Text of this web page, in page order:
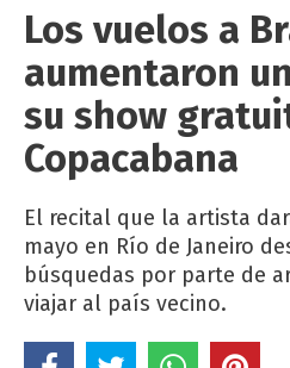
Los vuelos a
aumentaron
su show
Copacabana
El recital que la artista
mayo en Río de Janeiro
búsquedas por parte de
viajar al país vecino.